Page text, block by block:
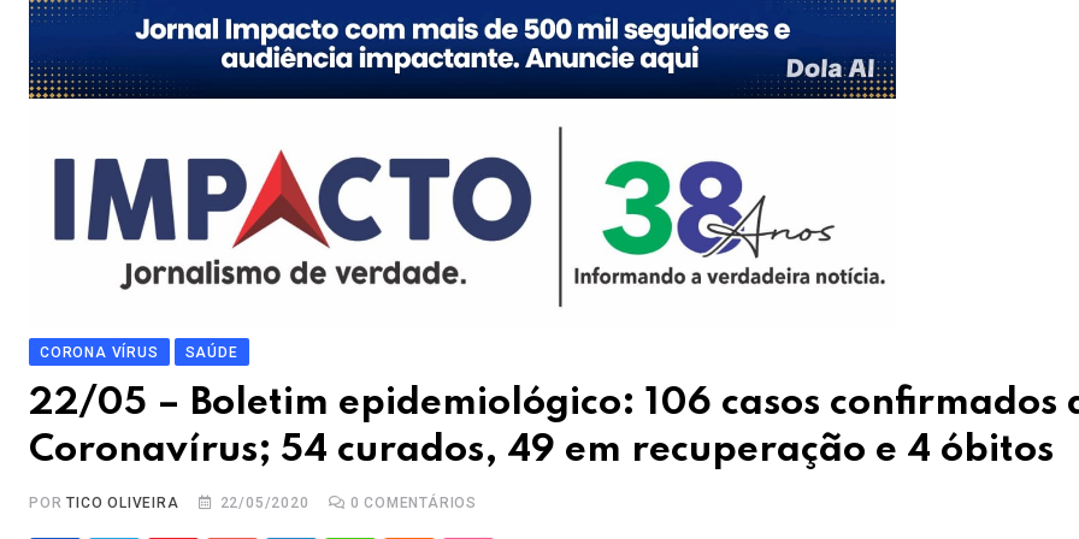
CORONA VÍRUS SAÚDE
22/05 – Boletim epidemiológico: 106 casos confirmados
Coronavírus; 54 curados, 49 em recuperação e 4 óbitos
PORTICO OLIVEIRA 22/05/2020 0 COMENTÁRIOS